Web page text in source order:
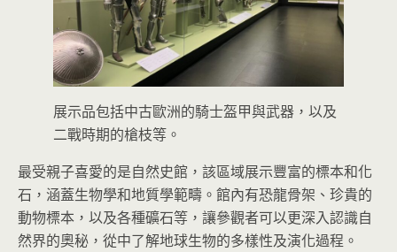
展示品包括中古歐洲的騎士盔甲與武器，以及
二戰時期的槍枝等。
最受親子喜愛的是自然史館，該區域展示豐富的標本和化
石，涵蓋生物學和地質學範疇。館內有恐龍骨架、珍貴的
動物標本，以及各種礦石等，讓參觀者可以更深入認識自
然界的奧秘，從中了解地球生物的多樣性及演化過程。